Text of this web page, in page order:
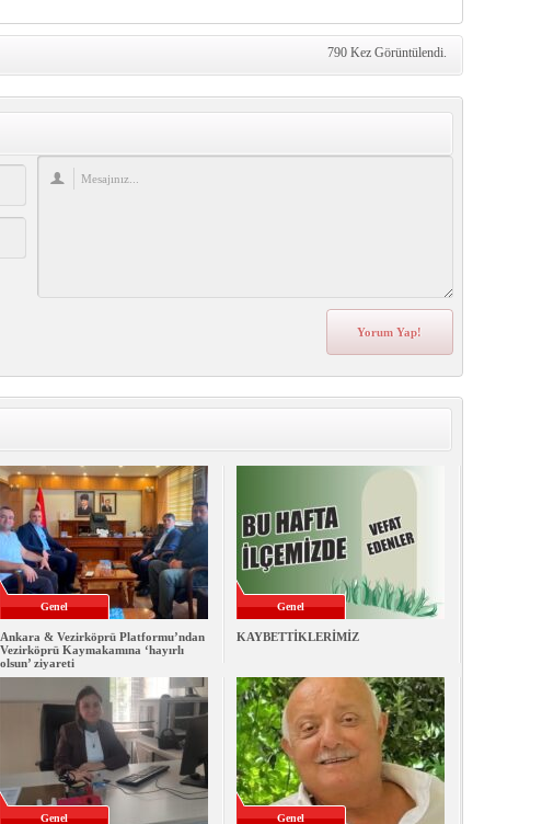
790 Kez Görüntülendi.
Genel
Ankara & Vezirköprü Platformu’ndan
Vezirköprü Kaymakamına ‘hayırlı
olsun’ ziyareti
Genel
KAYBETTİKLERİMİZ
Genel Genel